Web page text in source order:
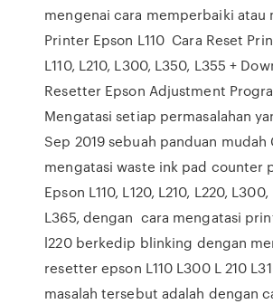
mengenai cara memperbaiki atau
Printer Epson L110 Cara Reset
L110, L210, L300, L350, L355 +
Resetter Epson Adjustment
Mengatasi setiap permasalahan
Sep 2019 sebuah panduan mudah
mengatasi waste ink pad counter
Epson L110, L120, L210, L220,
L365, dengan cara mengatasi
l220 berkedip blinking dengan
resetter epson L110 L300 L 210
masalah tersebut adalah dengan